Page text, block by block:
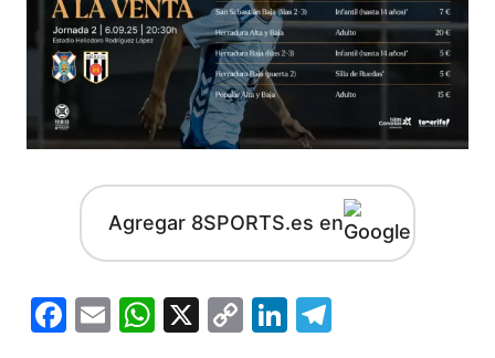
Agregar 8SPORTS.es en
Facebook
EmailWhatsApp
X
CopyLinkedIn